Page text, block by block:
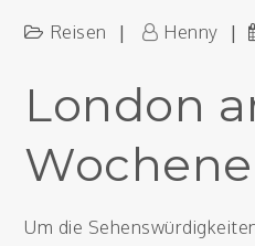
Reisen Henny
London
Um die